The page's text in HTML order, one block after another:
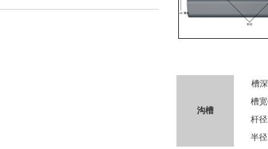
沟槽
槽
槽
杆
半